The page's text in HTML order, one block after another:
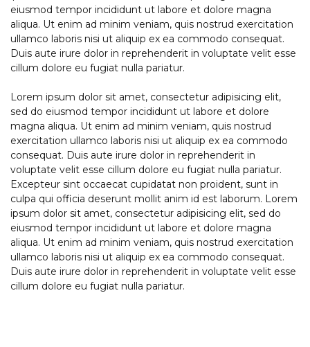
eiusmod tempor incididunt ut labore et dolore magna
aliqua. Ut enim ad minim veniam, quis nostrud exercitation
ullamco laboris nisi ut aliquip ex ea commodo consequat.
Duis aute irure dolor in reprehenderit in voluptate velit esse
cillum dolore eu fugiat nulla pariatur.
Lorem ipsum dolor sit amet, consectetur adipisicing elit,
sed do eiusmod tempor incididunt ut labore et dolore
magna aliqua. Ut enim ad minim veniam, quis nostrud
exercitation ullamco laboris nisi ut aliquip ex ea commodo
consequat. Duis aute irure dolor in reprehenderit in
voluptate velit esse cillum dolore eu fugiat nulla pariatur.
Excepteur sint occaecat cupidatat non proident, sunt in
culpa qui officia deserunt mollit anim id est laborum. Lorem
ipsum dolor sit amet, consectetur adipisicing elit, sed do
eiusmod tempor incididunt ut labore et dolore magna
aliqua. Ut enim ad minim veniam, quis nostrud exercitation
ullamco laboris nisi ut aliquip ex ea commodo consequat.
Duis aute irure dolor in reprehenderit in voluptate velit esse
cillum dolore eu fugiat nulla pariatur.